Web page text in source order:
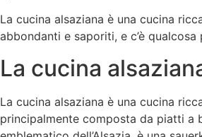
La cucina alsaziana è una cucina
abbondanti e saporiti, e c’è
La cucina
La cucina alsaziana è una cucina
principalmente composta da piatti a